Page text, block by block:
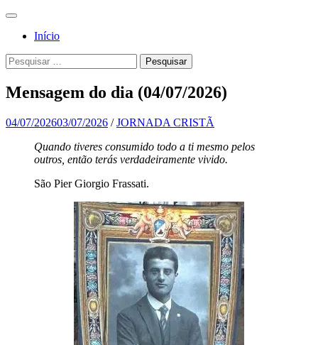
Jornada
Cristã
Para a
Deus, em
comunhão
Santa
Igreja
Católica
Apostólica
Menu
Início
Pesquisa
Pesquisar
por:
Mensagem do dia (04/07/2026)
04/07/202603/07/2026 /JORNADA CRISTÃ
Quando tiveres consumido todo a ti mesmo pelos
outros, então terás verdadeiramente vivido.
São Pier Giorgio Frassati.